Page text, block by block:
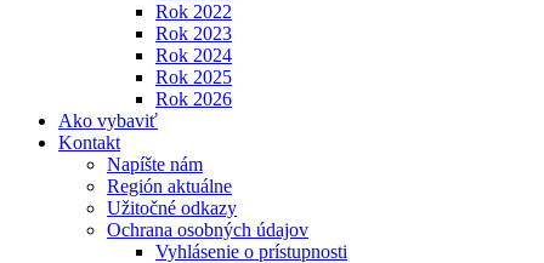
Rok 2022
Rok 2023
Rok 2024
Rok 2025
Rok 2026
Ako vybaviť
Kontakt
Napíšte nám
Región aktuálne
Užitočné odkazy
Ochrana osobných údajov
Vyhlásenie o prístupnosti